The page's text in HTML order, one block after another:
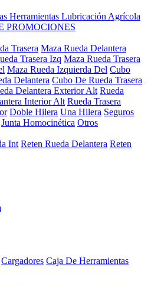
Herramientas Lubricación Agrícola
PROMOCIONES
Trasera Maza Rueda Delantera
Trasera Izq Maza Rueda Trasera
Maza Rueda Izquierda Del Cubo
Delantera Cubo De Rueda Trasera
Delantera Exterior Alt Rueda
Interior Alt Rueda Trasera
Doble Hilera Una Hilera Seguros
Junta Homocinética Otros
Int Reten Rueda Delantera Reten
Cargadores Caja De Herramientas